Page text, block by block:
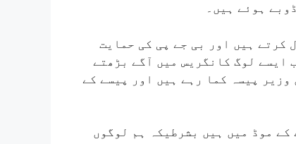
ہوئے ہیں۔
کرتے ہیں اور بی جے پی کی حمایت
ایسے لوگ کانگریس میں آگے بڑھتے
پیسہ کما رہے ہیں اور پیسے کے
موڈ میں ہیں بشرطیکہ ہم لوگوں